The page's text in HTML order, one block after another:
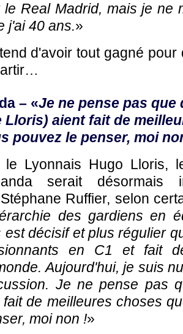
Real Madrid, mais je ne
j'ai 40 ans.»
d'avoir tout gagné pour
– «Je ne pense pas
Lloris) aient fait de
pouvez le penser, moi
le Lyonnais Hugo Lloris,
serait désormais
Ruffier, selon
des gardiens en
est décisif et plus régulier
en C1 et fait
Aujourd'hui, je suis
Je ne pense pas
de meilleures choses
moi non !»